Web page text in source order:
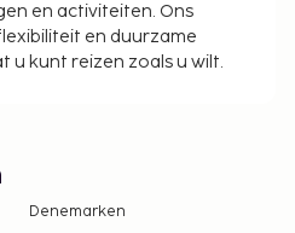
en activiteiten. Ons
en duurzame
u kunt reizen zoals u wilt.
Denemarken